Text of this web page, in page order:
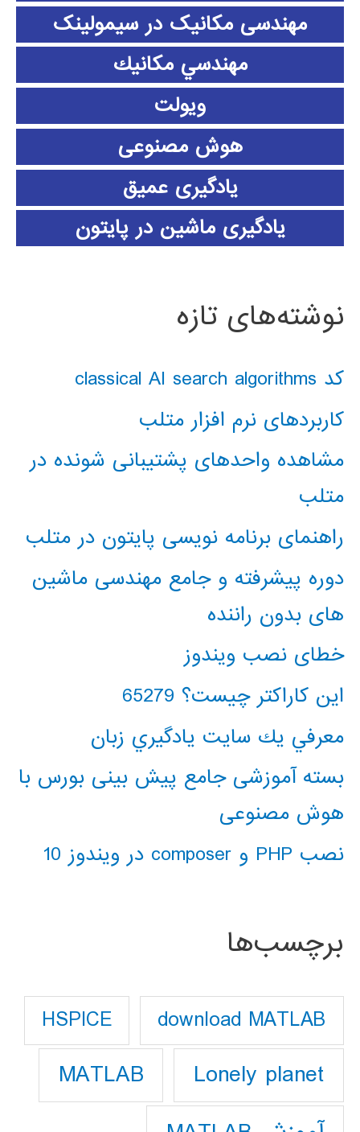
مهندسی مکانیک در سیمولینک
مهندسي مكانيك
ویولت
هوش مصنوعی
یادگیری عمیق
یادگیری ماشین در پایتون
نوشته‌های تازه
کد classical AI search algorithms
کاربردهای نرم افزار متلب
مشاهده واحدهای پشتیبانی شونده در
متلب
راهنمای برنامه نویسی پایتون در متلب
دوره پیشرفته و جامع مهندسی ماشین
های بدون راننده
خطای نصب ویندوز
این کاراکتر چیست؟ 65279
معرفي يك سايت يادگيري زبان
بسته آموزشی جامع پیش بینی بورس با
هوش مصنوعی
نصب PHP و composer در ویندوز 10
برچسب‌ها
download MATLAB
HSPICE
Lonely planet
MATLAB